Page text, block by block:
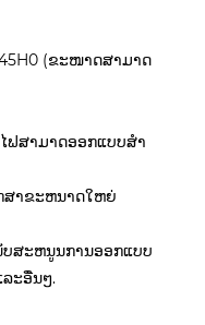
(ຂະໜາດສາມາດ
ຟສາມາດອອກແບບສໍາ
ສາຂະຫນາດໃຫຍ່
ບສະຫນູນການອອກແບບ
ະອື່ນໆ.